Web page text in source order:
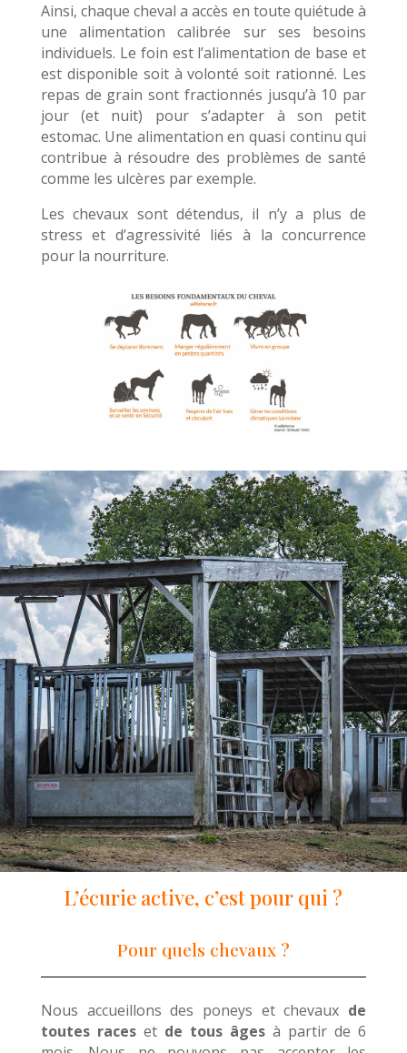
Ainsi, chaque cheval a accès en toute quiétude à
une alimentation calibrée sur ses besoins
individuels. Le foin est l’alimentation de base et
est disponible soit à volonté soit rationné. Les
repas de grain sont fractionnés jusqu’à 10 par
jour (et nuit) pour s’adapter à son petit
estomac. Une alimentation en quasi continu qui
contribue à résoudre des problèmes de santé
comme les ulcères par exemple.
Les chevaux sont détendus, il n’y a plus de
stress et d’agressivité liés à la concurrence
pour la nourriture.
L’écurie active, c’est pour qui ?
Pour quels chevaux ?
Nous accueillons des poneys et chevaux de
toutes raceset de tous âges à partir de 6